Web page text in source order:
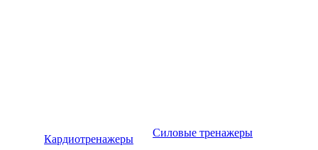
Кардиотренажеры
Силовые тренажеры